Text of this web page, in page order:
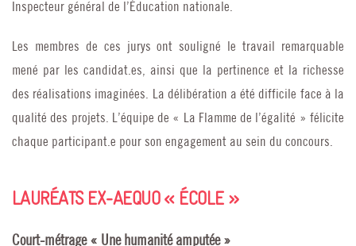
Inspecteur général de l’Éducation nationale.
Les membres de ces jurys ont souligné le travail remarquable
mené par les candidat.es, ainsi que la pertinence et la richesse
des réalisations imaginées. La délibération a été difficile face à la
qualité des projets. L’équipe de « La Flamme de l’égalité » félicite
chaque participant.e pour son engagement au sein du concours.
LAURÉATS EX-AEQUO « ÉCOLE »
Court-métrage « Une humanité amputée »